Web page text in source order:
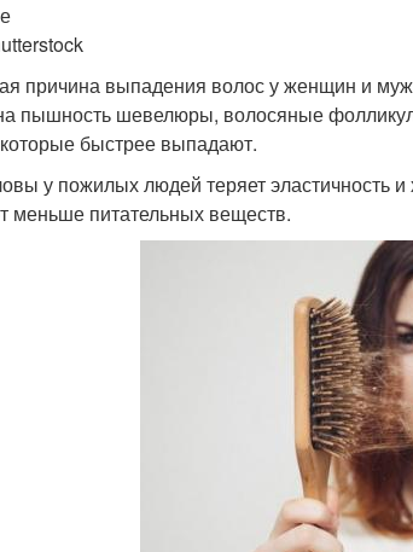
причина выпадения волос у женщин и
пышность шевелюры, волосяные
быстрее выпадают.
у пожилых людей теряет эластичность
меньше питательных веществ.